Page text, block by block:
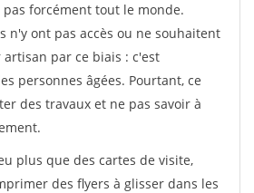
forcément tout le monde.
n'y ont pas accès ou ne souhaitent
par ce biais : c'est
personnes âgées. Pourtant, ce
des travaux et ne pas savoir à
plus que des cartes de visite,
des flyers à glisser dans les